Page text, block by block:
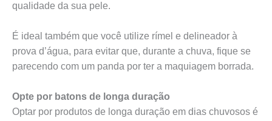
qualidade da sua pele.
É ideal também que você utilize rímel e delineador à
prova d’água, para evitar que, durante a chuva, fique se
parecendo com um panda por ter a maquiagem borrada.
Opte por batons de longa duração
Optar por produtos de longa duração em dias chuvosos é